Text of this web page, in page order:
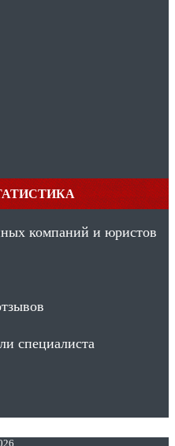
компаний и юристов
специалиста